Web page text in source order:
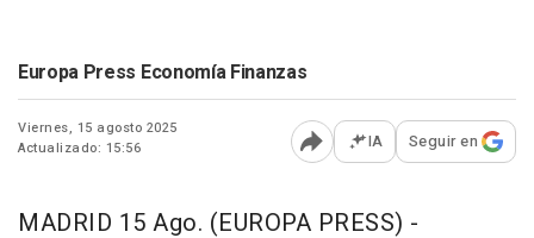
Europa Press Economía Finanzas
Viernes, 15 agosto 2025
Actualizado: 15:56
Abrir opciones para
IA Seguir en
MADRID 15 Ago. (EUROPA PRESS) -